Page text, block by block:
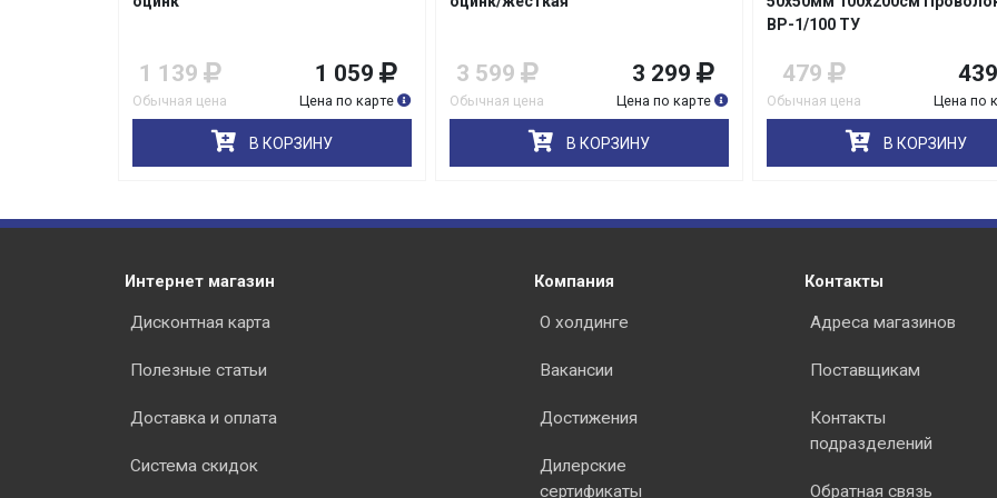
3 599
Обычная цена
3 299
Цена по карте
В КОРЗИНУ
479
Обычная цена
439
Цена по карте
В КОРЗИНУ
ВР-1/100 ТУ
489
Обычная цена
449
Цена по
В КОРЗИНУ
раз в 2 недели
Интернет магазин
Дисконтная карта
Полезные статьи
Доставка и оплата
Система скидок
Компания
О холдинге
Вакансии
Достижения
Дилерские
сертификаты
Контакты
Адреса магазинов
Поставщикам
Контакты
подразделений
Обратная связь